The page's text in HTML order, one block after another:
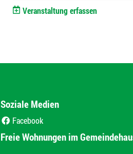
Veranstaltung erfassen
Soziale Medien
Facebook
Freie Wohnungen im